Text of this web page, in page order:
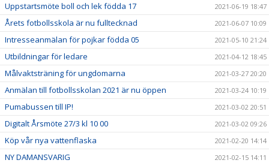
Uppstartsmöte boll och lek födda 17 2021-06-19 18:47
Årets fotbollsskola är nu fulltecknad 2021-06-07 10:09
Intresseanmälan för pojkar födda 05 2021-05-10 21:24
Utbildningar för ledare 2021-04-12 18:45
Målvaktsträning för ungdomarna 2021-03-27 20:20
Anmälan till fotbollsskolan 2021 är nu öppen 2021-03-24 10:19
Pumabussen till IP! 2021-03-02 20:51
Digitalt Årsmöte 27/3 kl 10 00 2021-03-02 09:26
Köp vår nya vattenflaska 2021-02-20 14:14
NY DAMANSVARIG 2021-02-15 14:11